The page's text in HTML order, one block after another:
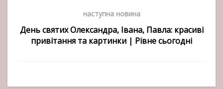
наступна новина
День святих Олександра, Івана, Павла: красиві
привітання та картинки | Рівне сьогодні